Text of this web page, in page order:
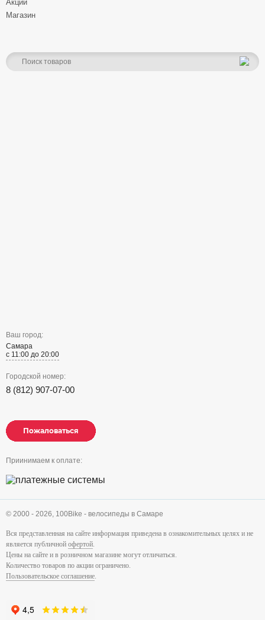
Акции
Магазин
Ваш город:
Самара
с 11:00 до 20:00
Городской номер:
8 (812) 907-07-00
Пожаловаться
Пожаловаться
Пожаловаться
Приинимаем к оплате:
© 2000 - 2026, 100Bike - велосипеды в Самаре
Вся представленная на сайте информация приведена в ознакомительных целях и не
является публичной офертой.
Цены на сайте и в розничном магазине могут отличаться.
Количество товаров по акции ограничено.
Пользовательское соглашение.